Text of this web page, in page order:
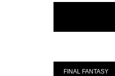
FINAL FANTASY